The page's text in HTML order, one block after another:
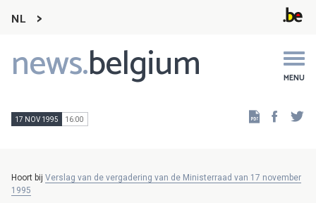
NL
news.belgium MENU
Main
navigation
17 NOV 1995 16:00
Hoort bij Verslag van de vergadering van de Ministerraad van 17 november
1995